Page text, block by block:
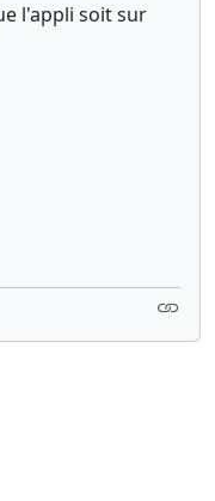
l'appli soit sur